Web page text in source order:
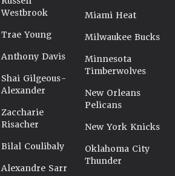
Westbrook
Trae Young
Anthony Davis
Shai Gilgeous-
Alexander
Zaccharie
Risacher
Bilal Coulibaly
Alexandre Sarr
Miami Heat
Milwaukee Bucks
Minnesota
Timberwolves
New Orleans
Pelicans
New York Knicks
Oklahoma City
Thunder